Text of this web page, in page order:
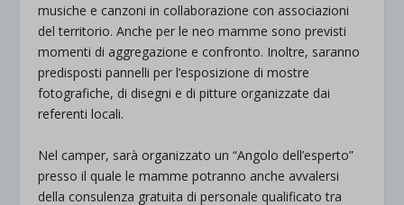
musiche e canzoni in collaborazione con associazioni
del territorio. Anche per le neo mamme sono previsti
momenti di aggregazione e confronto. Inoltre, saranno
predisposti pannelli per l’esposizione di mostre
fotografiche, di disegni e di pitture organizzate dai
referenti locali.
Nel camper, sarà organizzato un “Angolo dell’esperto”
presso il quale le mamme potranno anche avvalersi
della consulenza gratuita di personale qualificato tra